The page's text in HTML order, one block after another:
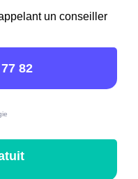
un conseiller
82